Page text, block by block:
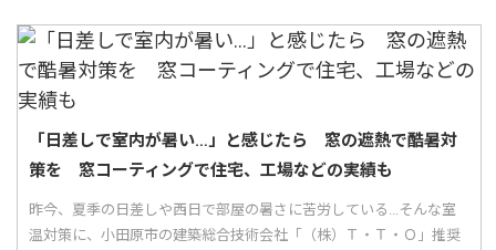
「日差しで室内が暑い…」と感じたら 窓の遮熱で酷暑対
策を 窓コーティングで住宅、工場などの実績も
昨今、夏季の日差しや西日で部屋の暑さに苦労している...そんな室
温対策に、小田原市の建築総合技術会社「（株）Ｔ・Ｔ・Ｏ」推奨